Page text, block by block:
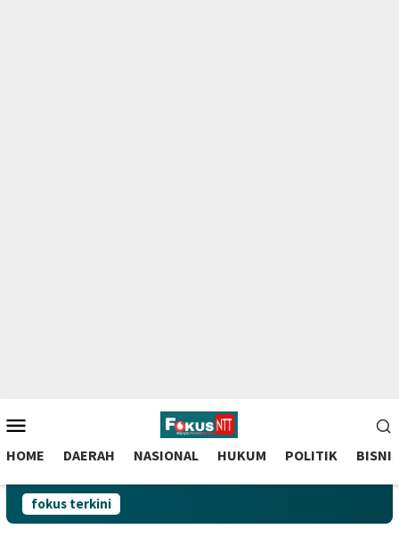
to
contentMobile
HOME DAERAH NASIONAL HUKUM POLITIK BISNIS
fokus terkini